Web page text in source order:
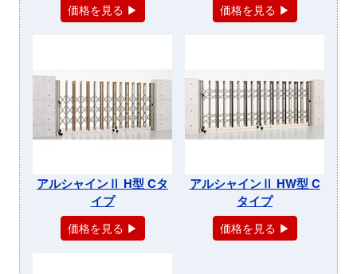
価格を見る ▶ 価格を見る ▶
アルシャインⅡ H型 Cタ
イプ
価格を見る ▶
アルシャインⅡ HW型 C
タイプ
価格を見る ▶